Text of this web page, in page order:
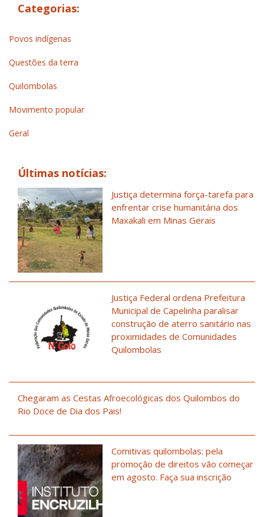
Categorias:
Povos indígenas
Questões da terra
Quilombolas
Movimento popular
Geral
Últimas notícias:
Justiça determina força-tarefa para
enfrentar crise humanitária dos
Maxakali em Minas Gerais
Justiça Federal ordena Prefeitura
Municipal de Capelinha paralisar
construção de aterro sanitário nas
proximidades de Comunidades
Quilombolas
Chegaram as Cestas Afroecológicas dos Quilombos do
Rio Doce de Dia dos Pais!
Comitivas quilombolas: pela
promoção de direitos vão começar
em agosto. Faça sua inscrição